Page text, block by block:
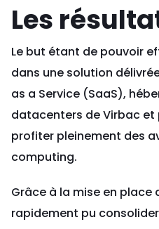
Les
Le but étant de pouvoir
dans une solution
as a Service (SaaS),
datacenters de Virbac
profiter pleinement des
computing.
Grâce à la mise en place
rapidement pu